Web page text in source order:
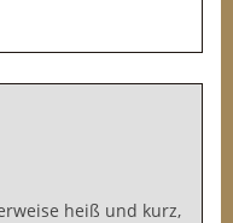
heiß und kurz,